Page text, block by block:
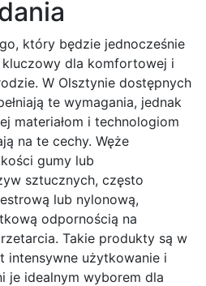
który będzie jednocześnie
kluczowy dla komfortowej i
W Olsztynie dostępnych
te wymagania, jednak
materiałom i technologiom
na te cechy. Węże
gumy lub
sztucznych, często
lub nylonową,
odpornością na
Takie produkty są w
intensywne użytkowanie i
je idealnym wyborem dla